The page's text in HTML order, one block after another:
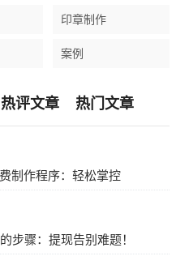
印章制作
案例
热评文章 热门文章
制作程序：轻松掌控
步骤：提现告别难题！